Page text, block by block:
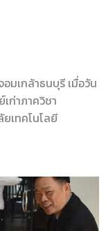
มเกล้าธนบุรี เมื่อวัน
ก่าภาควิชา
เทคโนโลยี